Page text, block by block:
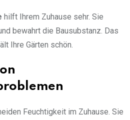
hilft Ihrem Zuhause sehr. Sie
bewahrt die Bausubstanz. Das
Ihre Gärten schön.
Feuchtigkeit im Zuhause. Sie